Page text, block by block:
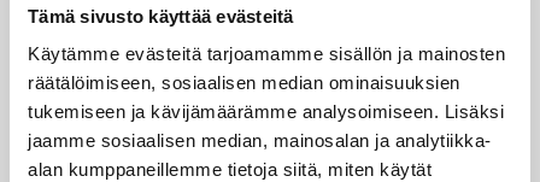
Tämä sivusto käyttää evästeitä
Käytämme evästeitä tarjoamamme sisällön ja mainosten
räätälöimiseen, sosiaalisen median ominaisuuksien
tukemiseen ja kävijämäärämme analysoimiseen. Lisäksi
jaamme sosiaalisen median, mainosalan ja analytiikka-
alan kumppaneillemme tietoja siitä, miten käytät
tärkeitä tekijöitä, sillä ne vähentävät korjaustarpeita
ja ylläpitokustannuksia.
Suositeltavaa on valita paikallisesti tuotettuja ja
ekologisesti kestäviä materiaaleja, jotka sopivat
suomalaisiin olosuhteisiin ja tukevat kestävää